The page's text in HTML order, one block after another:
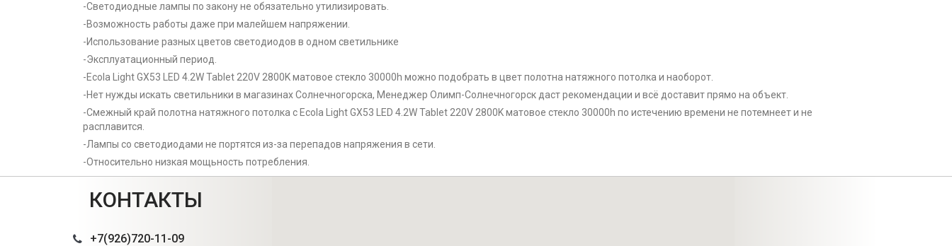
-Светодиодные лампы по закону не обязательно утилизировать.
-Возможность работы даже при малейшем напряжении.
-Использование разных цветов светодиодов в одном светильнике
-Эксплуатационный период.
-Ecola Light GX53 LED 4.2W Tablet 220V 2800K матовое стекло 30000h можно подобрать в цвет полотна натяжного потолка и наоборот.
-Нет нужды искать светильники в магазинах Солнечногорска, Менеджер Олимп-Солнечногорск даст рекомендации и всё доставит прямо на объект.
-Смежный край полотна натяжного потолка с Ecola Light GX53 LED 4.2W Tablet 220V 2800K матовое стекло 30000h по истечению времени не потемнеет и не
расплавится.
-Лампы со светодиодами не портятся из-за перепадов напряжения в сети.
-Относительно низкая мощьность потребления.
КОНТАКТЫ
+7(926)720-11-09